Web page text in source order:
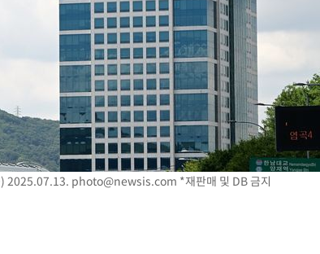
) 2025.07.13. photo@newsis.com *재판매 및 DB 금지